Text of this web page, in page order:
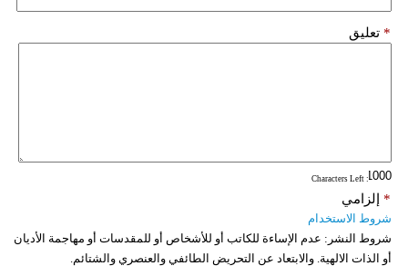
تعليق *
: Characters Left
إلزامي *
شروط الاستخدام
شروط النشر: عدم الإساءة للكاتب أو للأشخاص أو للمقدسات أو مهاجمة الأديان
أو الذات الالهية. والابتعاد عن التحريض الطائفي والعنصري والشتائم.